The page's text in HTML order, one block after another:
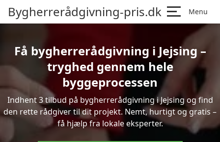
Bygherrerådgivning-pris.dk Menu
Få bygherrerådgivning i Jejsing –
tryghed gennem hele
byggeprocessen
Indhent 3 tilbud på bygherrerådgivning i Jejsing og find
den rette rådgiver til dit projekt. Nemt, hurtigt og gratis –
få hjælp fra lokale eksperter.